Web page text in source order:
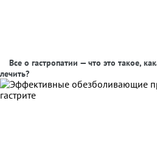
Все о гастропатии — что это такое,
лечить?